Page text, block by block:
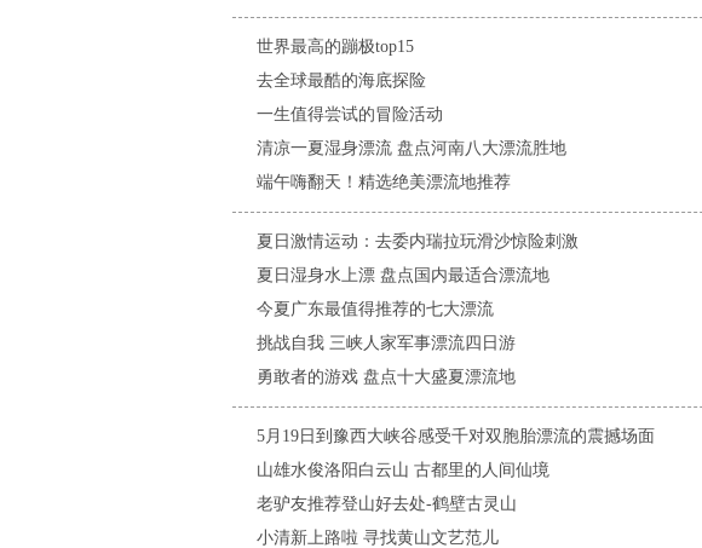
世界最高的蹦极top15
去全球最酷的海底探险
一生值得尝试的冒险活动
清凉一夏湿身漂流 盘点河南八大漂流胜地
端午嗨翻天！精选绝美漂流地推荐
夏日激情运动：去委内瑞拉玩滑沙惊险刺激
夏日湿身水上漂 盘点国内最适合漂流地
今夏广东最值得推荐的七大漂流
挑战自我 三峡人家军事漂流四日游
勇敢者的游戏 盘点十大盛夏漂流地
5月19日到豫西大峡谷感受千对双胞胎漂流的震撼场面
山雄水俊洛阳白云山 古都里的人间仙境
老驴友推荐登山好去处-鹤壁古灵山
小清新上路啦 寻找黄山文艺范儿